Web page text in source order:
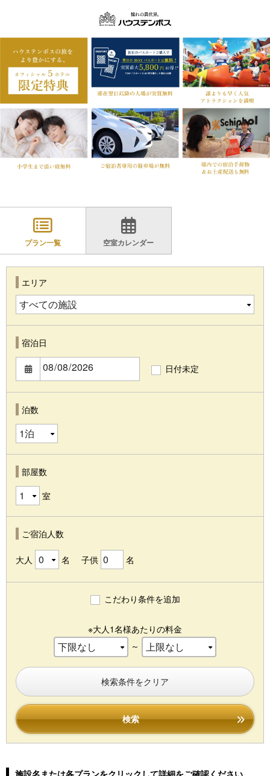
プラン一覧 空室カレンダー
エリア
宿泊日
日付未定
泊数
部屋数
室
ご宿泊人数
大人 名 子供 名
こだわり条件を追加
※大人1名様あたりの料金
～
検索条件をクリア
検索
施設名または各プランをクリックして詳細をご確認ください